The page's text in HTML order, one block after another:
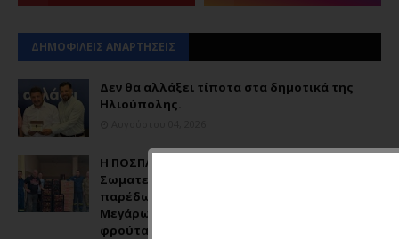
ΔΗΜΟΦΙΛΕΙΣ ΑΝΑΡΤΗΣΕΙΣ
Δεν θα αλλάξει τίποτα στα δημοτικά της
Ηλιούπολης.
Η ΠΟΣΠΛΑ - Παναττική Ομοσπονδία
Σωματείων Πωλητών Λαϊκών Αγορών
παρέδωσε στον Πυροσβεστικό Σταθμό
Μεγάρων παλέτες με εμφιαλωμένα νερά και
φρούτα.